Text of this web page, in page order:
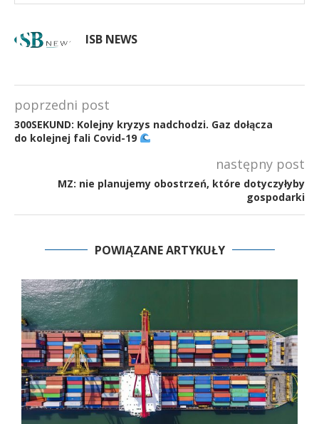
ISB NEWS
poprzedni post
300SEKUND: Kolejny kryzys nadchodzi. Gaz dołącza
do kolejnej fali Covid-19
następny post
MZ: nie planujemy obostrzeń, które dotyczyłyby
gospodarki
POWIĄZANE ARTYKUŁY